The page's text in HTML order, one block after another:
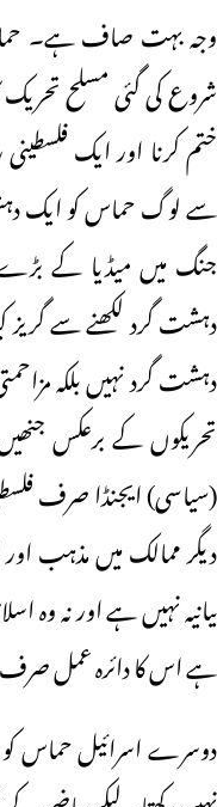
وجہ بہت صاف ہے۔
شروع کی گئی مسلح
ختم کرنا اور ایک
سے لوگ حماس کو ایک
جنگ میں میڈیا کے
دہشت گرد لکھنے سے
دہشت گرد نہیں بلکہ
تحریکوں کے برعکس
(سیاسی) ایجنڈا صرف
دیگر ممالک میں مذہب
بیانیہ نہیں ہے اور نہ وہ
ہے اس کا دائرہ عمل
دوسرے اسرائیل حماس